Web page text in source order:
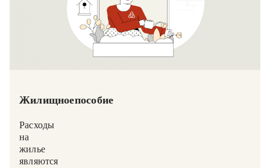
Жилищное пособие
Расходы
на
жилье
являются